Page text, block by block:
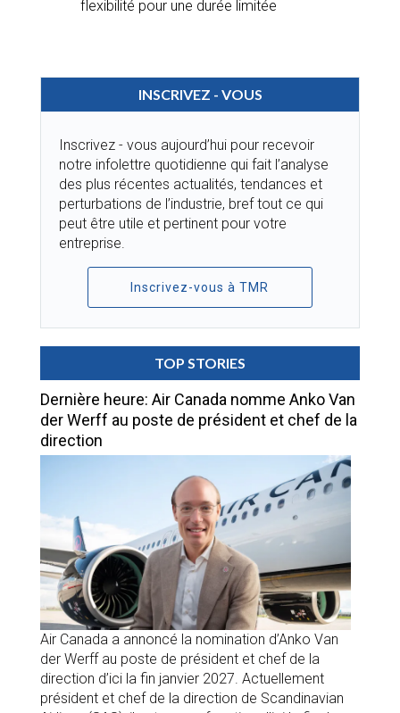
flexibilité pour une durée limitée
INSCRIVEZ - VOUS
Inscrivez - vous aujourd’hui pour recevoir
notre infolettre quotidienne qui fait l’analyse
des plus récentes actualités, tendances et
perturbations de l’industrie, bref tout ce qui
peut être utile et pertinent pour votre
entreprise.
Inscrivez-vous à TMR
TOP STORIES
Dernière heure: Air Canada nomme Anko Van
der Werff au poste de président et chef de la
direction
Air Canada a annoncé la nomination d’Anko Van
der Werff au poste de président et chef de la
direction d’ici la fin janvier 2027. Actuellement
président et chef de la direction de Scandinavian